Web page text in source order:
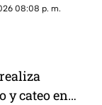
estuvieron
08:08 p. m.
y cateo en